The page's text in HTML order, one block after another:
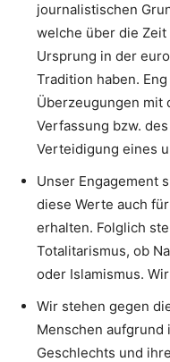
journalistischen
welche über die
Ursprung in der
Tradition haben.
Überzeugungen mit
Verfassung bzw.
Verteidigung eines
Unser Engagement
diese Werte auch
erhalten. Folglich
Totalitarismus, ob
oder Islamismus.
Wir stehen gegen
Menschen aufgrund
Geschlechts und